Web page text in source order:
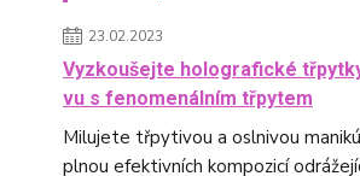
23.02.2023
Vyzkoušejte holografické
vu s fenomenálním třpytem
Milujete třpytivou a oslnivou
plnou efektivních kompozicí